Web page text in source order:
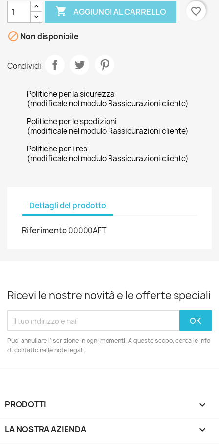
 AGGIUNGI AL CARRELLO favorite_border
 Non disponibile
Condividi
Politiche per la sicurezza
(modificale nel modulo Rassicurazioni cliente)
Politiche per le spedizioni
(modificale nel modulo Rassicurazioni cliente)
Politiche per i resi
(modificale nel modulo Rassicurazioni cliente)
Dettagli del prodotto
Riferimento00000AFT
Ricevi le nostre novità e le offerte speciali
Puoi annullare l'iscrizione in ogni momenti. A questo scopo, cerca le info
di contatto nelle note legali.
PRODOTTI 
LA NOSTRA AZIENDA 